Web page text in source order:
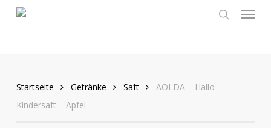
Menu
Startseite Getränke Saft
AOLDA – Hallo
Kindersaft – Apfel